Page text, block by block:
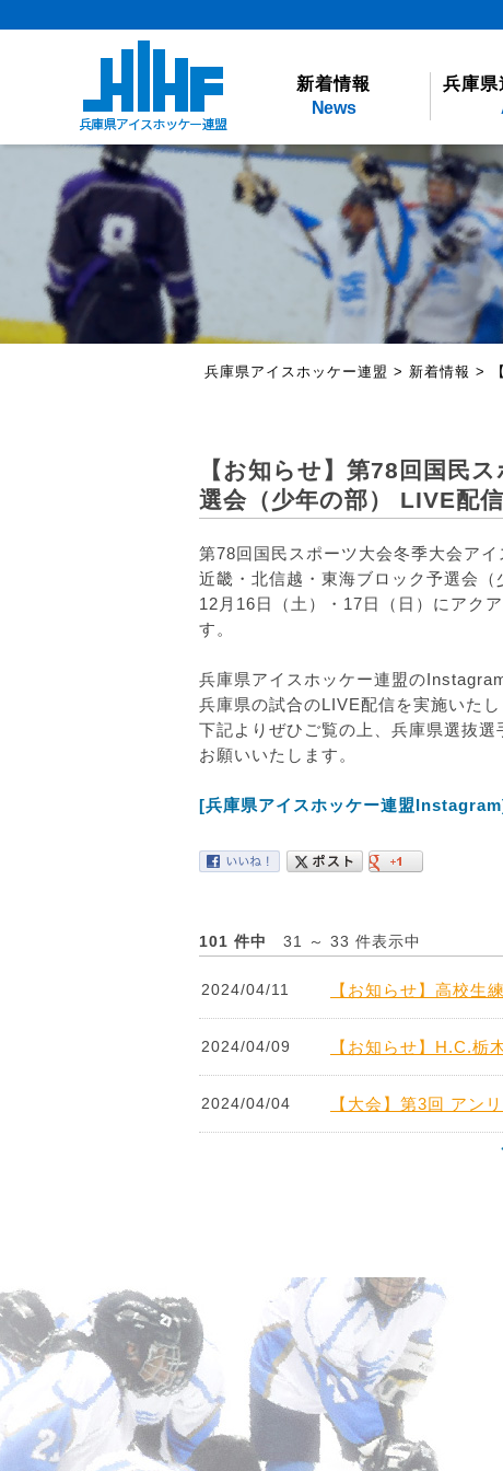
新着情報
News
兵庫県
兵庫県アイスホッケー連盟 > 新着情報 >
【お知らせ】第78回国民
選会（少年の部） LIVE配
第78回国民スポーツ大会冬季大会ア
近畿・北信越・東海ブロック予選会（
12月16日（土）・17日（日）にアク
す。
兵庫県アイスホッケー連盟の
兵庫県の試合のLIVE配信を実施いたし
下記よりぜひご覧の上、兵庫県選抜選
お願いいたします。
[兵庫県アイスホッケー連盟
101 件中 31 ～ 33 件表示中
2024/04/11 【お知らせ】高校生
2024/04/09 【お知らせ】H.C.栃
2024/04/04 【大会】第3回 アン